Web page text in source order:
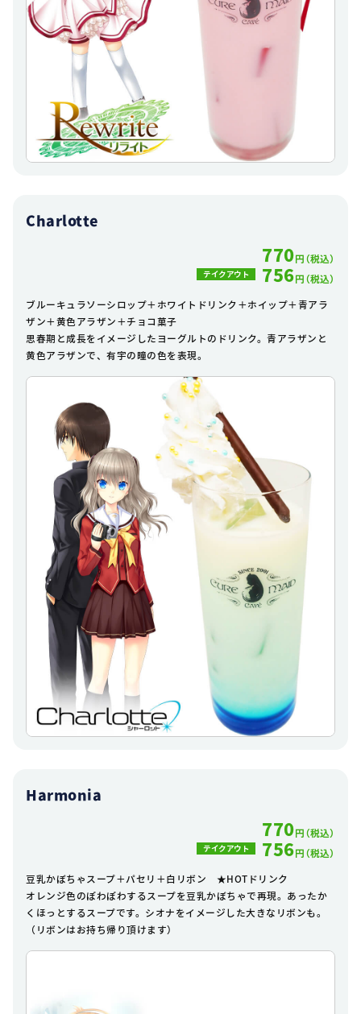
Charlotte
770円（税込）
テイクアウト 756円（税込）
ブルーキュラソーシロップ＋ホワイトドリンク＋ホイップ＋青アラ
ザン＋黄色アラザン＋チョコ菓子
思春期と成長をイメージしたヨーグルトのドリンク。青アラザンと
黄色アラザンで、有宇の瞳の色を表現。
Harmonia
770円（税込）
テイクアウト 756円（税込）
豆乳かぼちゃスープ＋パセリ＋白リボン ★HOTドリンク
オレンジ色のぽわぽわするスープを豆乳かぼちゃで再現。あったか
くほっとするスープです。シオナをイメージした大きなリボンも。
（リボンはお持ち帰り頂けます）